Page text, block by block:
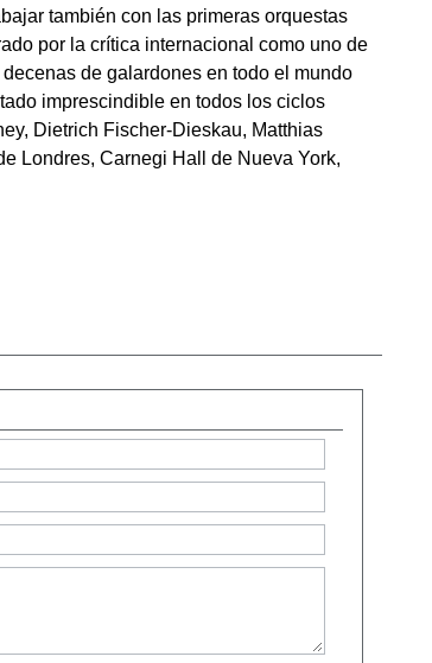
también con las primeras orquestas
por la crítica internacional como uno de
de galardones en todo el mundo
imprescindible en todos los ciclos
Dietrich Fischer-Dieskau, Matthias
Londres, Carnegi Hall de Nueva York,